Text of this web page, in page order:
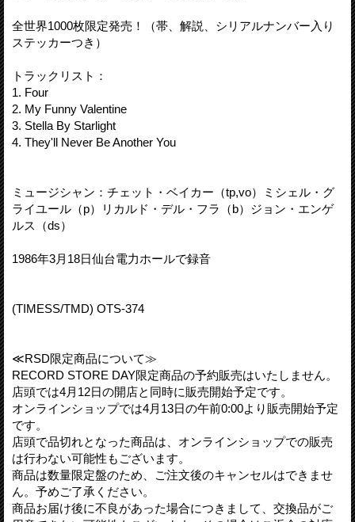
全世界1000枚限定発売！（帯、解説、シリアルナンバー入り
ステッカーつき）
トラックリスト：
1. Four
2. My Funny Valentine
3. Stella By Starlight
4. They'll Never Be Another You
ミュージシャン：チェット・ベイカー（tp,vo）ミシェル・グ
ライユール（p）リカルド・デル・フラ（b）ジョン・エンゲ
ルス（ds）
1986年3月18日仙台電力ホールで録音
(TIMESS/TMD) OTS-374
≪RSD限定商品について≫
RECORD STORE DAY限定商品の予約販売はいたしません。
店頭では4月12日の開店と同時に販売開始予定です。
オンラインショップでは4月13日の午前0:00より販売開始予定
です。
店頭で品切れとなった商品は、オンラインショップでの販売
は行わない可能性もございます。
商品は数量限定盤のため、ご注文後のキャンセルはできませ
ん。予めご了承ください。
商品お届け後に不良があった場合につきまして、交換品がご